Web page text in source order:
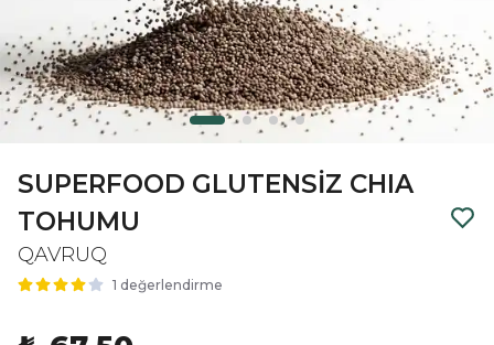
SUPERFOOD GLUTENSİZ CHIA
TOHUMU
QAVRUQ
1 değerlendirme